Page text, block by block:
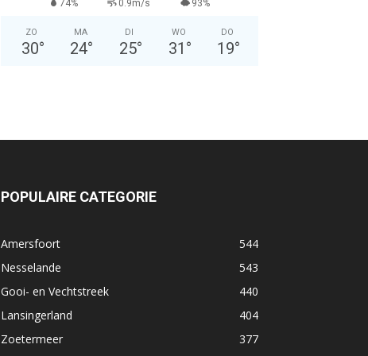
74% 0.9m/s 93%
ZO
30°
MA
24°
DI
25°
WO
31 °
DO
19°
POPULAIRE CATEGORIE
Amersfoort
544
Nesselande
543
Gooi- en Vechtstreek
440
Lansingerland
404
Zoetermeer
377